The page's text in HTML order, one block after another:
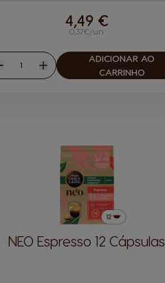
0,37€/un
4,49 €
Reduzir
Quantidade
Aumentar
ADICIONAR AO
CARRINHO
NEO Espresso 12 Cápsulas